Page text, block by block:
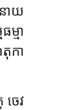
ាយ
មា
កា
េវ